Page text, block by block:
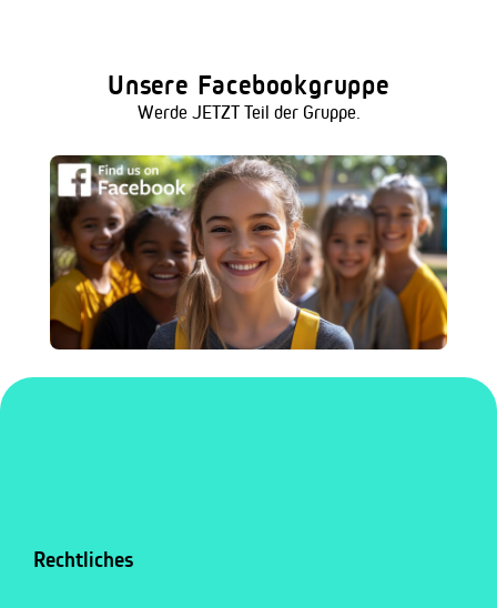
Unsere Facebookgruppe
Werde JETZT Teil der Gruppe.
Rechtliches